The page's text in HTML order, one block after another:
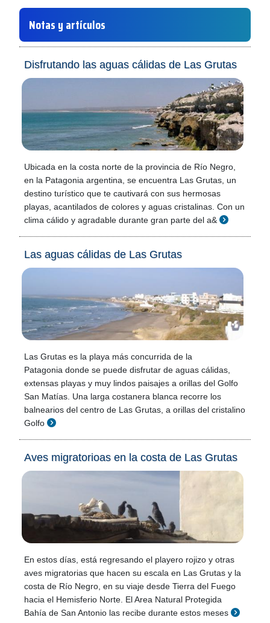
Notas y artículos
Disfrutando las aguas cálidas de Las Grutas
Ubicada en la costa norte de la provincia de Río Negro,
en la Patagonia argentina, se encuentra Las Grutas, un
destino turístico que te cautivará con sus hermosas
playas, acantilados de colores y aguas cristalinas. Con un
clima cálido y agradable durante gran parte del a&
Las aguas cálidas de Las Grutas
Las Grutas es la playa más concurrida de la
Patagonia donde se puede disfrutar de aguas cálidas,
extensas playas y muy lindos paisajes a orillas del Golfo
San Matías. Una larga costanera blanca recorre los
balnearios del centro de Las Grutas, a orillas del cristalino
Golfo
Aves migratorioas en la costa de Las Grutas
En estos días, está regresando el playero rojizo y otras
aves migratorias que hacen su escala en Las Grutas y la
costa de Río Negro, en su viaje desde Tierra del Fuego
hacia el Hemisferio Norte. El Area Natural Protegida
Bahía de San Antonio las recibe durante estos meses